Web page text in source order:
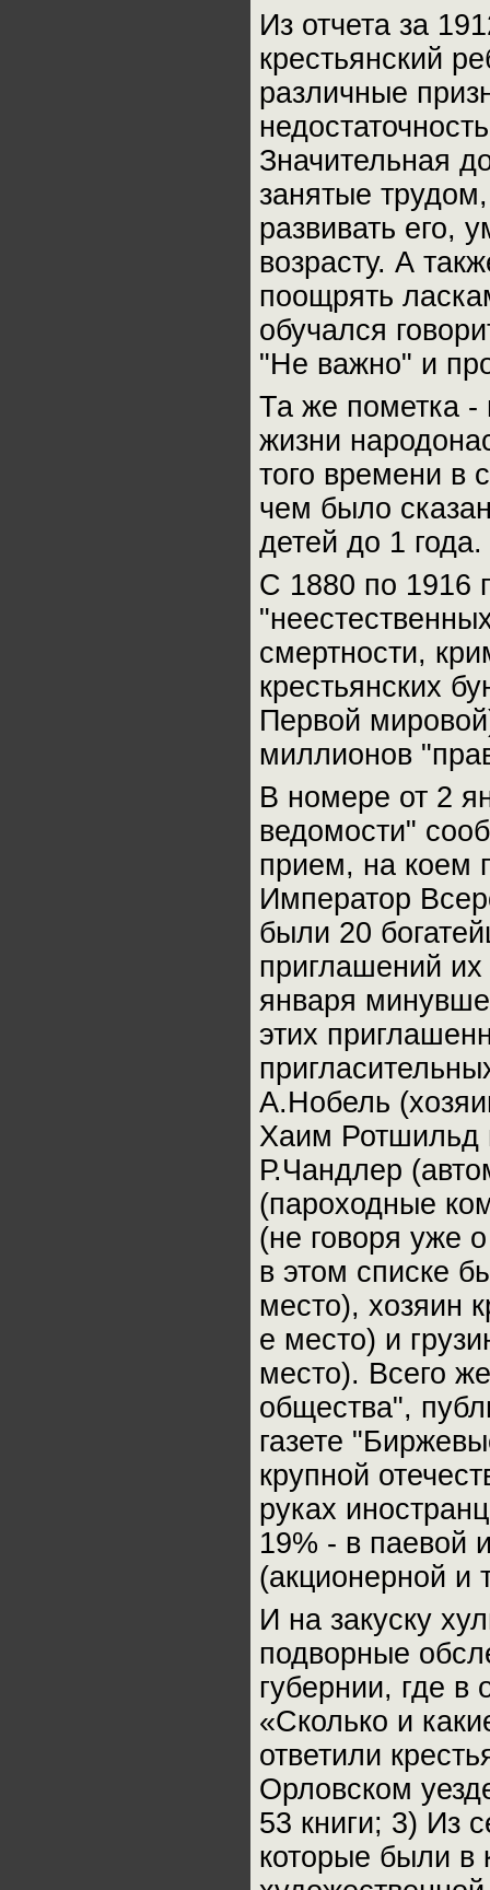
Из отчета за
крестьянский
различные
Значительная
занятые
развивать его,
возрасту. А
поощрять
обучался
"Не важно" и
Та же пометка -
жизни
того времени в
чем было
детей до 1 года.
С 1880 по 1916
смертности,
крестьянских
Первой
миллионов
В номере от 2
ведомости"
прием, на коем
Император
были 20
приглашений
января
этих
А.Нобель
Хаим Ротшильд
Р.Чандлер
(пароходные
(не говоря уже
в этом списке
место), хозяин
е место) и
место). Всего
общества",
газете
крупной
руках
19% - в паевой
(акционерной и
И на закуску
подворные
губернии, где в
«Сколько и
ответили
Орловском
53 книги; 3) Из
которые были в